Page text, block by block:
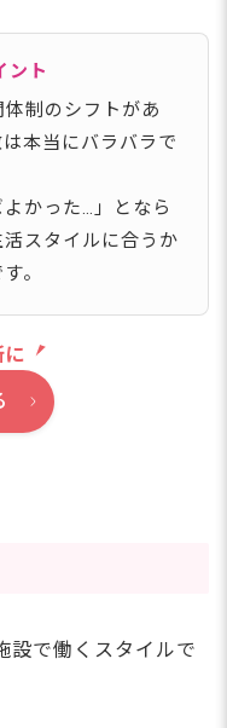
ント
制のシフトがあ
本当にバラバラで
よかった…」となら
スタイルに合うか
。
に
設で働くスタイルで